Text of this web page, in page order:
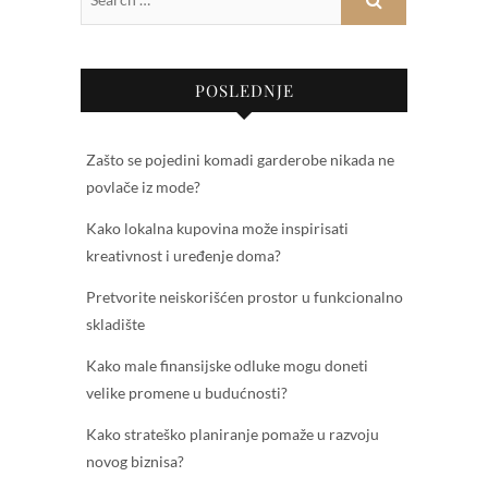
POSLEDNJE
Zašto se pojedini komadi garderobe nikada ne
povlače iz mode?
Kako lokalna kupovina može inspirisati
kreativnost i uređenje doma?
Pretvorite neiskorišćen prostor u funkcionalno
skladište
Kako male finansijske odluke mogu doneti
velike promene u budućnosti?
Kako strateško planiranje pomaže u razvoju
novog biznisa?